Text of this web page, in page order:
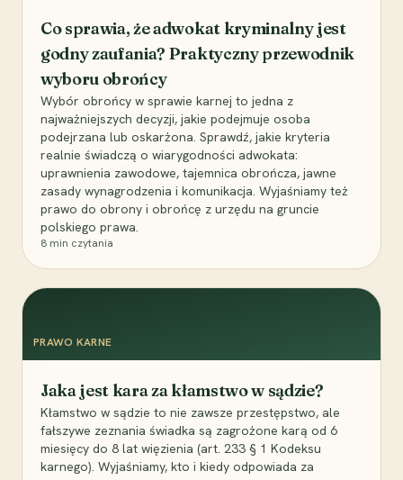
Co sprawia, że adwokat kryminalny jest
godny zaufania? Praktyczny przewodnik
wyboru obrońcy
Wybór obrońcy w sprawie karnej to jedna z
najważniejszych decyzji, jakie podejmuje osoba
podejrzana lub oskarżona. Sprawdź, jakie kryteria
realnie świadczą o wiarygodności adwokata:
uprawnienia zawodowe, tajemnica obrończa, jawne
zasady wynagrodzenia i komunikacja. Wyjaśniamy też
prawo do obrony i obrońcę z urzędu na gruncie
polskiego prawa.
8 min czytania
PRAWO KARNE
Jaka jest kara za kłamstwo w sądzie?
Kłamstwo w sądzie to nie zawsze przestępstwo, ale
fałszywe zeznania świadka są zagrożone karą od 6
miesięcy do 8 lat więzienia (art. 233 § 1 Kodeksu
karnego). Wyjaśniamy, kto i kiedy odpowiada za